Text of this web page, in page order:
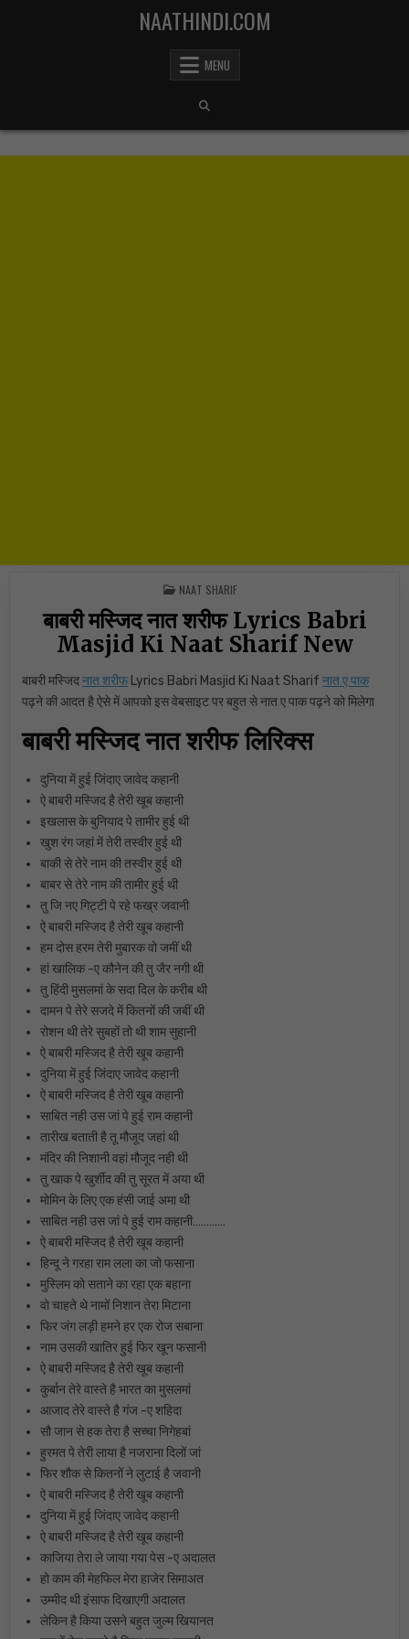
NAATHINDI.COM
MENU
POSTED IN
NAAT SHARIF
बाबरी मस्जिद नात शरीफ Lyrics Babri
Masjid Ki Naat Sharif New
बाबरी मस्जिदनात शरीफ Lyrics Babri Masjid Ki Naat Sharifनात ए पाक
पढ़ने की आदत है ऐसे में आपको इस वेबसाइट पर बहुत से नात ए पाक पढ़ने को मिलेगा
बाबरी मस्जिद नात शरीफ लिरिक्स
दुनिया में हुई जिंदाए जावेद कहानी
ऐ बाबरी मस्जिद है तेरी खूब कहानी
इखलास के बुनियाद पे तामीर हुई थी
खुश रंग जहां में तेरी तस्वीर हुई थी
बाकी से तेरे नाम की तस्वीर हुई थी
बाबर से तेरे नाम की तामीर हुई थी
तु जि नए गिट्टी पे रहे फख्र जवानी
ऐ बाबरी मस्जिद है तेरी खूब कहानी
हम दोस हरम तेरी मुबारक वो जमीं थी
हां खालिक -ए कौनेन की तु जैर नगी थी
तु हिंदी मुसलमां के सदा दिल के करीब थी
दामन पे तेरे सजदे में कितनों की जबीं थी
रोशन थी तेरे सुबहों तो थी शाम सुहानी
ऐ बाबरी मस्जिद है तेरी खूब कहानी
दुनिया में हुई जिंदाए जावेद कहानी
ऐ बाबरी मस्जिद है तेरी खूब कहानी
साबित नही उस जां पे हुई राम कहानी
तारीख बताती है तू मौजूद जहां थी
मंदिर की निशानी वहां मौजूद नही थी
तु खाक पे खुर्शीद की तु सूरत में अया थी
मोमिन के लिए एक हंसी जाई अमा थी
साबित नही उस जां पे हुई राम कहानी…………
ऐ बाबरी मस्जिद है तेरी खूब कहानी
हिन्दू ने गरहा राम लला का जो फसाना
मुस्लिम को सताने का रहा एक बहाना
वो चाहते थे नामों निशान तेरा मिटाना
फिर जंग लड़ी हमने हर एक रोज सबाना
नाम उसकी खातिर हुई फिर खून फसानी
ऐ बाबरी मस्जिद है तेरी खूब कहानी
कुर्बान तेरे वास्ते है भारत का मुसलमां
आजाद तेरे वास्ते है गंज -ए शहिदा
सौ जान से हक तेरा है सच्चा निगेहबां
हुरमत पे तेरी लाया है नजराना दिलों जां
फिर शौक से कितनों ने लुटाई है जवानी
ऐ बाबरी मस्जिद है तेरी खूब कहानी
दुनिया में हुई जिंदाए जावेद कहानी
ऐ बाबरी मस्जिद है तेरी खूब कहानी
काजिया तेरा ले जाया गया पेस -ए अदालत
हो काम की मेहफिल मेरा हाजेर सिमाअत
उम्मीद थी इंसाफ दिखाएगी अदालत
लेकिन है किया उसने बहुत जुल्म खियानत